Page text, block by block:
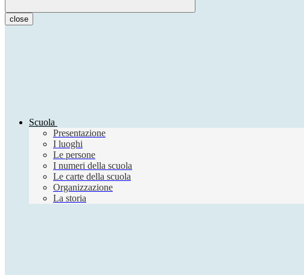
close
Scuola
Presentazione
I luoghi
Le persone
I numeri della scuola
Le carte della scuola
Organizzazione
La storia